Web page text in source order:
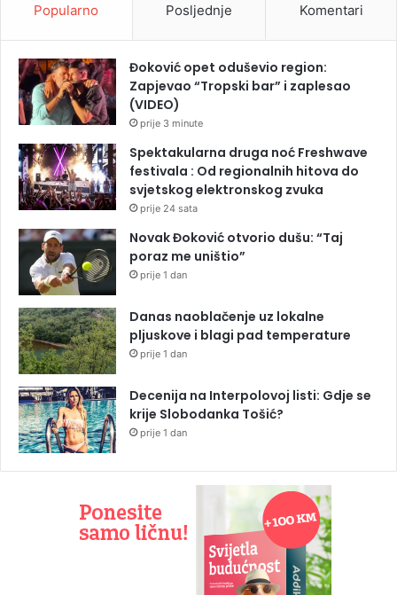
Popularno Posljednje Komentari
Đoković opet oduševio region:
Zapjevao “Tropski bar” i zaplesao
(VIDEO)
prije 3 minute
Spektakularna druga noć Freshwave
festivala : Od regionalnih hitova do
svjetskog elektronskog zvuka
prije 24 sata
Novak Đoković otvorio dušu: “Taj
poraz me uništio”
prije 1 dan
Danas naoblačenje uz lokalne
pljuskove i blagi pad temperature
prije 1 dan
Decenija na Interpolovoj listi: Gdje se
krije Slobodanka Tošić?
prije 1 dan